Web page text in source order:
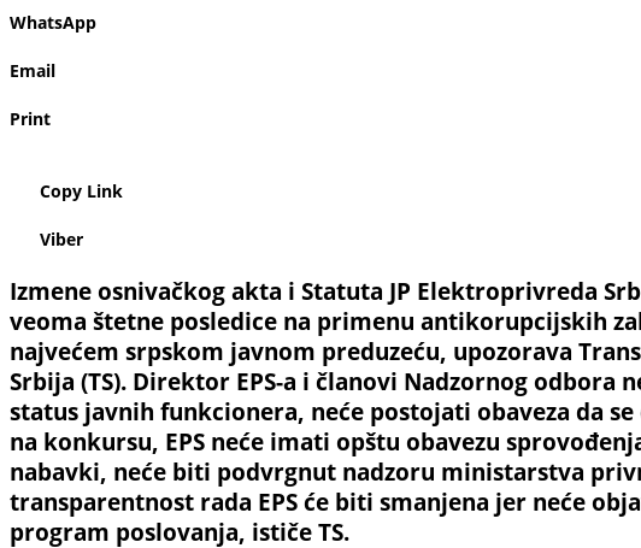
WhatsApp
Email
Print
Copy Link
Viber
Izmene osnivačkog akta i Statuta JP Elektroprivreda
veoma štetne posledice na primenu antikorupcijskih
najvećem srpskom javnom preduzeću, upozorava
Srbija (TS). Direktor EPS-a i članovi Nadzornog odbora
status javnih funkcionera, neće postojati obaveza da
na konkursu, EPS neće imati opštu obavezu
nabavki, neće biti podvrgnut nadzoru ministarstva
transparentnost rada EPS će biti smanjena jer neće
program poslovanja, ističe TS.